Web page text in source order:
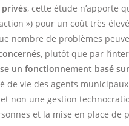
privés, cette étude n’apporte
») pour un coût très
nombre de problèmes
, plutôt que par
un fonctionnement basé
de vie des agents
non une gestion
et la mise en place de